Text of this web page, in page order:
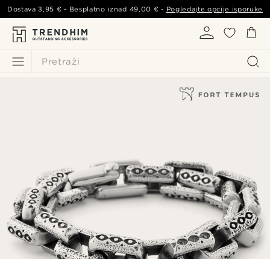
Pretraži
Dostava3,95 € - Besplatno iznad 49,00 € - Pogledajte opcije isporuke